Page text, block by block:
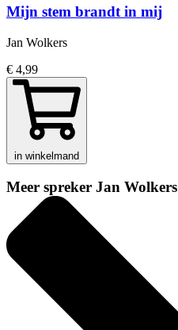
Mijn stem brandt in mij
Jan Wolkers
€ 4,99
in winkelmand
Meer spreker Jan Wolkers